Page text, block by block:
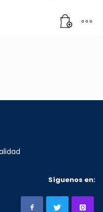
Síguenos en: